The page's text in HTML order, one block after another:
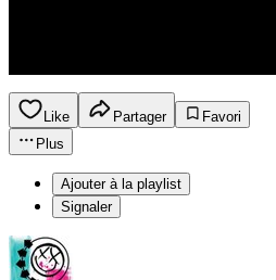
Like Partager
Favori
Plus
Ajouter à la playlist
Signaler